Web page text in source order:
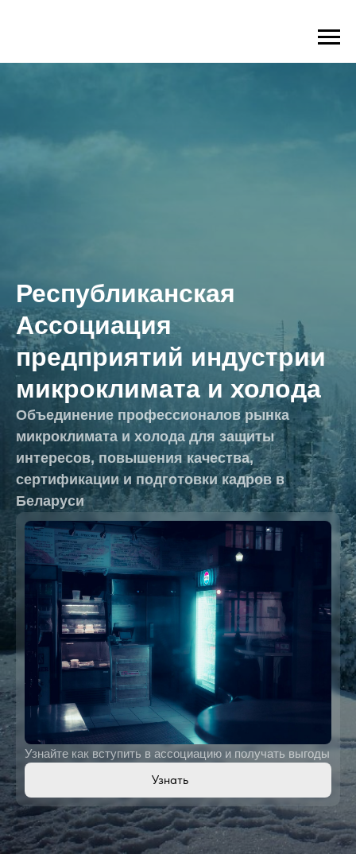
Республиканская
Ассоциация
предприятий индустрии
микроклимата и холода
Объединение профессионалов рынка
микроклимата и холода для защиты
интересов, повышения качества,
сертификации и подготовки кадров в
Беларуси
Узнайте как вступить в ассоциацию и получать выгоды
Узнать
Вступить
Формируем
холода и